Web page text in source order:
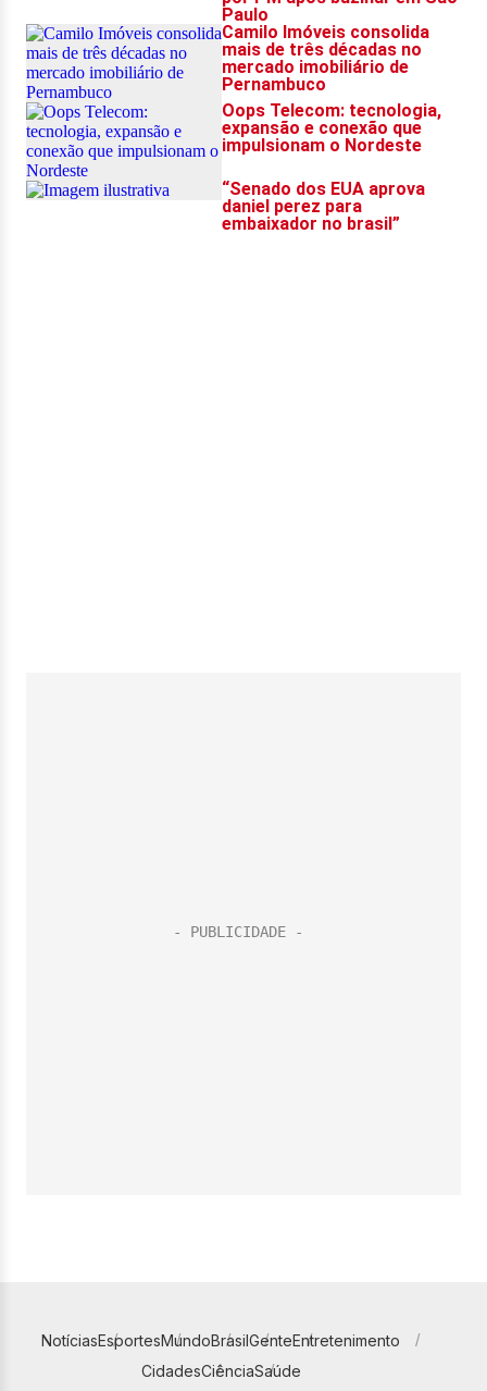
NotíciasEsportesMundoBrasilGenteEntretenimento
CidadesCiênciaSaúde